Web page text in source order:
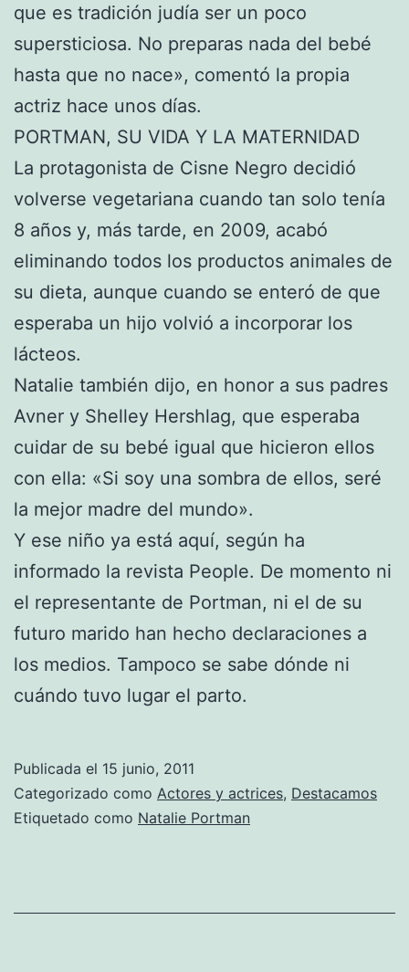
que es tradición judía ser un poco
supersticiosa. No preparas nada del bebé
hasta que no nace», comentó la propia
actriz hace unos días.
PORTMAN, SU VIDA Y LA MATERNIDAD
La protagonista de Cisne Negro decidió
volverse vegetariana cuando tan solo tenía
8 años y, más tarde, en 2009, acabó
eliminando todos los productos animales de
su dieta, aunque cuando se enteró de que
esperaba un hijo volvió a incorporar los
lácteos.
Natalie también dijo, en honor a sus padres
Avner y Shelley Hershlag, que esperaba
cuidar de su bebé igual que hicieron ellos
con ella: «Si soy una sombra de ellos, seré
la mejor madre del mundo».
Y ese niño ya está aquí, según ha
informado la revista People. De momento ni
el representante de Portman, ni el de su
futuro marido han hecho declaraciones a
los medios. Tampoco se sabe dónde ni
cuándo tuvo lugar el parto.
Publicada el 15 junio, 2011
Categorizado como Actores y actrices, Destacamos
Etiquetado como Natalie Portman